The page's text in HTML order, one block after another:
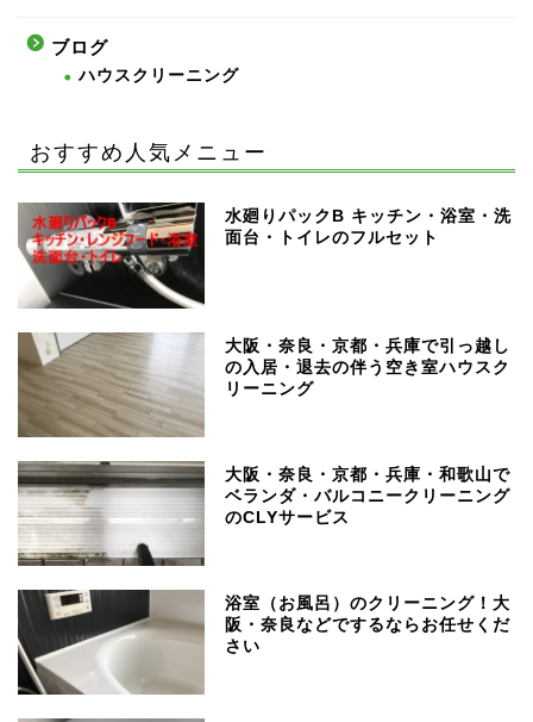
ブログ
ハウスクリーニング
おすすめ人気メニュー
水廻りパックB キッチン・浴室・洗
面台・トイレのフルセット
大阪・奈良・京都・兵庫で引っ越し
の入居・退去の伴う空き室ハウスク
リーニング
大阪・奈良・京都・兵庫・和歌山で
ベランダ・バルコニークリーニング
のCLYサービス
浴室（お風呂）のクリーニング！大
阪・奈良などでするならお任せくだ
さい